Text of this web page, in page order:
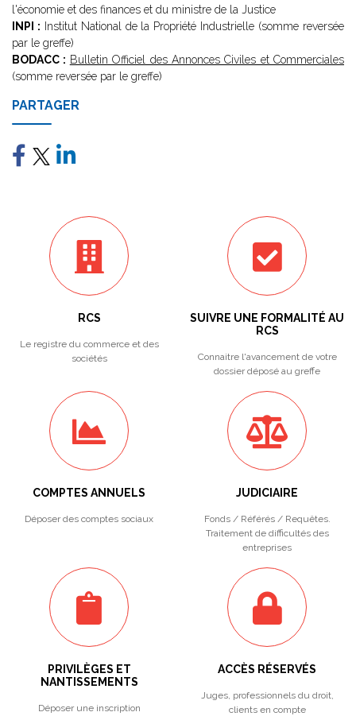
l'économie et des finances et du ministre de la Justice
INPI : Institut National de la Propriété Industrielle (somme reversée
par le greffe)
BODACC : Bulletin Officiel des Annonces Civiles et Commerciales
(somme reversée par le greffe)
PARTAGER
RCS
Le registre du commerce et des
sociétés
SUIVRE UNE FORMALITÉ AU
RCS
Connaitre l'avancement de votre
dossier déposé au greffe
COMPTES ANNUELS
Déposer des comptes sociaux
JUDICIAIRE
Fonds / Référés / Requêtes.
Traitement de difficultés des
entreprises
PRIVILÈGES ET
NANTISSEMENTS
Déposer une inscription
ACCÈS RÉSERVÉS
Juges, professionnels du droit,
clients en compte